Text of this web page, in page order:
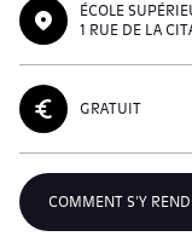
ÉCOLE
1 RUE DE LA
GRATUIT
COMMENT S'Y